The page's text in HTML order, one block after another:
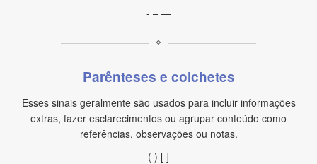
- – —
✧
Parênteses e colchetes
Esses sinais geralmente são usados para incluir informações
extras, fazer esclarecimentos ou agrupar conteúdo como
referências, observações ou notas.
( ) [ ]